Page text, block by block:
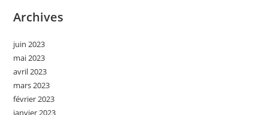
Archives
juin 2023
mai 2023
avril 2023
mars 2023
février 2023
janvier 2023